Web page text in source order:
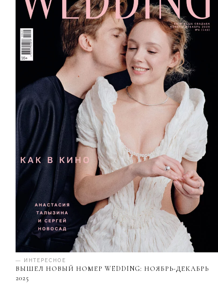
— ИНТЕРЕСНОЕ
ВЫШЕЛ НОВЫЙ НОМЕР WEDDING: НОЯБРЬ-ДЕКАБРЬ
2025